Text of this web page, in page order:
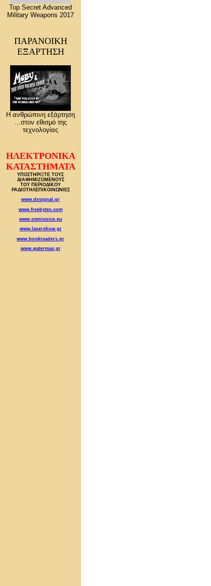
Top Secret Advanced
Military Weapons 2017
ΠΑΡΑΝΟΙΚΗ
ΕΞΑΡΤΗΣΗ
Η ανθρώπινη εξάρτηση
...στον εθισμό της
τεχνολογίας
ΗΛΕΚΤΡΟΝΙΚΑ
ΚΑΤΑΣΤΗΜΑΤΑ
ΥΠΟΣΤΗΡΙΞΤΕ ΤΟΥΣ
ΔΙΑΦΗΜΙΖΟΜΕΝΟΥΣ
ΤΟΥ ΠΕΡΙΟΔΙΚΟΥ
ΡΑΔΙΟΤΗΛΕΠΙΚΟΙΝΩΝΙΕΣ
www.dxsignal.gr
www.freebytes.com
www.omnivoice.eu
www.lasershow.gr
www.bookreaders.gr
www.watermax.gr